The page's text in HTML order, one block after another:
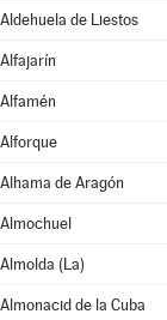
Aldehuela de Liestos
Alfajarín
Alfamén
Alforque
Alhama de Aragón
Almochuel
Almolda (La)
Almonacid de la Cuba